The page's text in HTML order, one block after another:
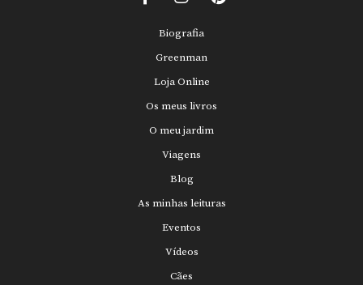
Biografia
Greenman
Loja Online
Os meus livros
O meu jardim
Viagens
Blog
As minhas leituras
Eventos
Vídeos
Cães